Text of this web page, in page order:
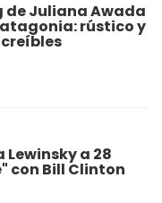
de Juliana Awada
rústico y
Lewinsky a 28
con Bill Clinton